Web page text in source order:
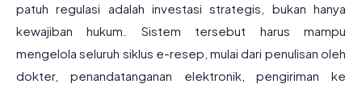
patuh regulasi adalah investasi strategis, bukan hanya
kewajiban hukum. Sistem tersebut harus mampu
mengelola seluruh siklus e-resep, mulai dari penulisan oleh
dokter, penandatanganan elektronik, pengiriman ke